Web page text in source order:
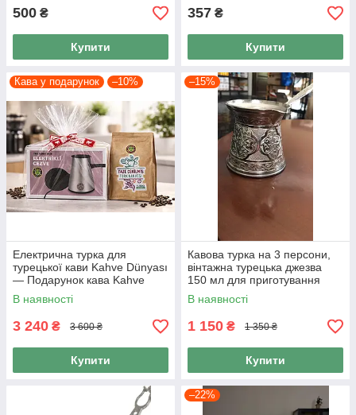
500 ₴
Купити
357 ₴
Купити
Кава у подарунок –10%
Електрична турка для
турецької кави Kahve Dünyası
— Подарунок кава Kahve
Dünyası 600 г
В наявності
3 240 ₴ 3 600 ₴
Купити
–15%
Кавова турка на 3 персони,
вінтажна турецька джезва
150 мл для приготування
турецької кави
В наявності
1 150 ₴ 1 350 ₴
Купити
–22%